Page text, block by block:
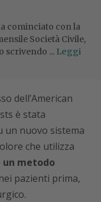
cominciato con la
Società Civile,
scrivendo ... Leggi
dell’American
è stata
un nuovo sistema
che utilizza
un metodo
nei pazienti prima,